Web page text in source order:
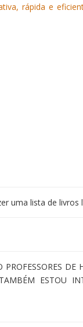
rápida e
uma lista de livros
DE
ESTOU